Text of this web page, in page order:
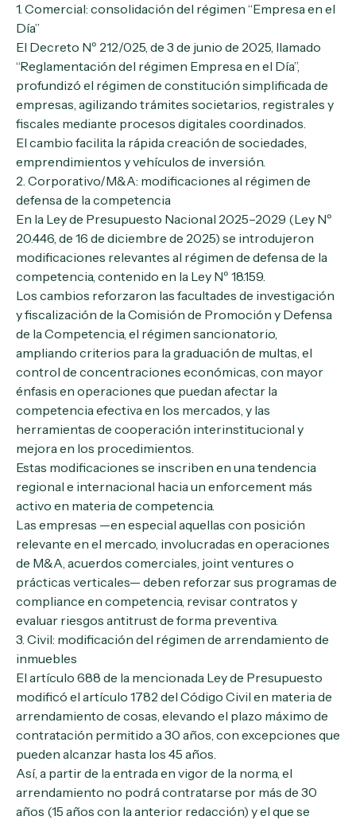
1. Comercial: consolidación del régimen “Empresa en el
Día”
El Decreto Nº 212/025, de 3 de junio de 2025, llamado
“Reglamentación del régimen Empresa en el Día”,
profundizó el régimen de constitución simplificada de
empresas, agilizando trámites societarios, registrales y
fiscales mediante procesos digitales coordinados.
El cambio facilita la rápida creación de sociedades,
emprendimientos y vehículos de inversión.
2. Corporativo/M&A: modificaciones al régimen de
defensa de la competencia
En la Ley de Presupuesto Nacional 2025–2029 (Ley Nº
20.446, de 16 de diciembre de 2025) se introdujeron
modificaciones relevantes al régimen de defensa de la
competencia, contenido en la Ley Nº 18.159.
Los cambios reforzaron las facultades de investigación
y fiscalización de la Comisión de Promoción y Defensa
de la Competencia, el régimen sancionatorio,
ampliando criterios para la graduación de multas, el
control de concentraciones económicas, con mayor
énfasis en operaciones que puedan afectar la
competencia efectiva en los mercados, y las
herramientas de cooperación interinstitucional y
mejora en los procedimientos.
Estas modificaciones se inscriben en una tendencia
regional e internacional hacia un enforcement más
activo en materia de competencia.
Las empresas —en especial aquellas con posición
relevante en el mercado, involucradas en operaciones
de M&A, acuerdos comerciales, joint ventures o
prácticas verticales— deben reforzar sus programas de
compliance en competencia, revisar contratos y
evaluar riesgos antitrust de forma preventiva.
3. Civil: modificación del régimen de arrendamiento de
inmuebles
El artículo 688 de la mencionada Ley de Presupuesto
modificó el artículo 1782 del Código Civil en materia de
arrendamiento de cosas, elevando el plazo máximo de
contratación permitido a 30 años, con excepciones que
pueden alcanzar hasta los 45 años.
Así, a partir de la entrada en vigor de la norma, el
arrendamiento no podrá contratarse por más de 30
años (15 años con la anterior redacción) y el que se